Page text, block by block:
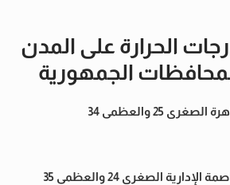
الحرارة على المدن
الجمهورية
25 والعظمى 34
الصغرى 24 والعظمى 35